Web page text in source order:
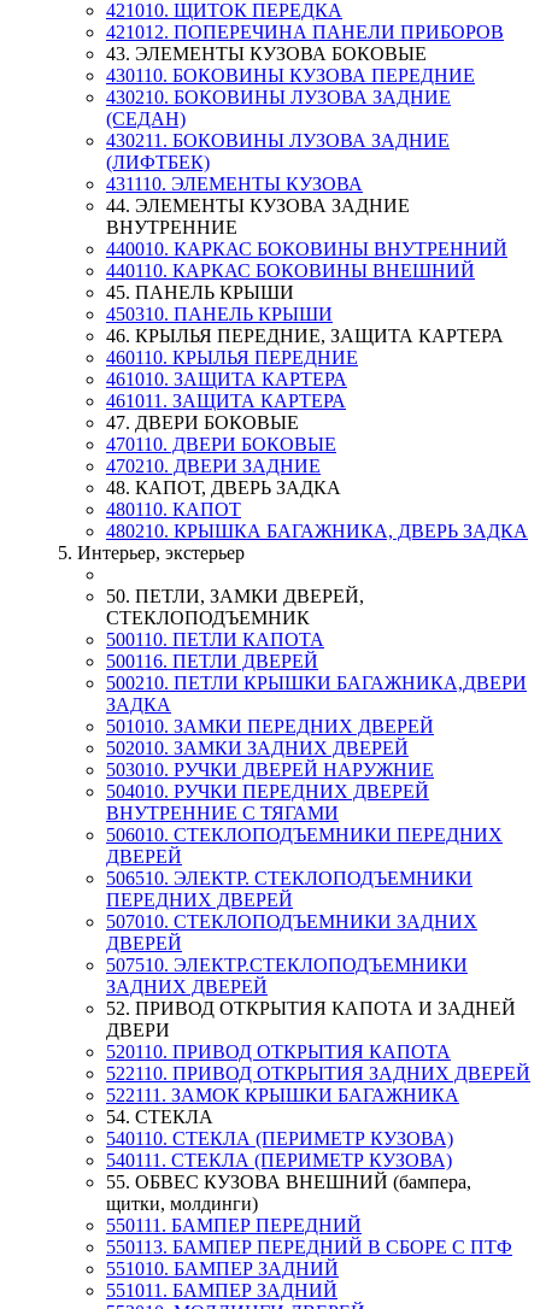
421010. ЩИТОК ПЕРЕДКА
421012. ПОПЕРЕЧИНА ПАНЕЛИ ПРИБОРОВ
43. ЭЛЕМЕНТЫ КУЗОВА БОКОВЫЕ
430110. БОКОВИНЫ КУЗОВА ПЕРЕДНИЕ
430210. БОКОВИНЫ ЛУЗОВА ЗАДНИЕ
(СЕДАН)
430211. БОКОВИНЫ ЛУЗОВА ЗАДНИЕ
(ЛИФТБЕК)
431110. ЭЛЕМЕНТЫ КУЗОВА
44. ЭЛЕМЕНТЫ КУЗОВА ЗАДНИЕ
ВНУТРЕННИЕ
440010. КАРКАС БОКОВИНЫ ВНУТРЕННИЙ
440110. КАРКАС БОКОВИНЫ ВНЕШНИЙ
45. ПАНЕЛЬ КРЫШИ
450310. ПАНЕЛЬ КРЫШИ
46. КРЫЛЬЯ ПЕРЕДНИЕ, ЗАЩИТА КАРТЕРА
460110. КРЫЛЬЯ ПЕРЕДНИЕ
461010. ЗАЩИТА КАРТЕРА
461011. ЗАЩИТА КАРТЕРА
47. ДВЕРИ БОКОВЫЕ
470110. ДВЕРИ БОКОВЫЕ
470210. ДВЕРИ ЗАДНИЕ
48. КАПОТ, ДВЕРЬ ЗАДКА
480110. КАПОТ
480210. КРЫШКА БАГАЖНИКА, ДВЕРЬ ЗАДКА
5. Интерьер, экстерьер
50. ПЕТЛИ, ЗАМКИ ДВЕРЕЙ,
СТЕКЛОПОДЪЕМНИК
500110. ПЕТЛИ КАПОТА
500116. ПЕТЛИ ДВЕРЕЙ
500210. ПЕТЛИ КРЫШКИ БАГАЖНИКА,ДВЕРИ
ЗАДКА
501010. ЗАМКИ ПЕРЕДНИХ ДВЕРЕЙ
502010. ЗАМКИ ЗАДНИХ ДВЕРЕЙ
503010. РУЧКИ ДВЕРЕЙ НАРУЖНИЕ
504010. РУЧКИ ПЕРЕДНИХ ДВЕРЕЙ
ВНУТРЕННИЕ С ТЯГАМИ
506010. СТЕКЛОПОДЪЕМНИКИ ПЕРЕДНИХ
ДВЕРЕЙ
506510. ЭЛЕКТР. СТЕКЛОПОДЪЕМНИКИ
ПЕРЕДНИХ ДВЕРЕЙ
507010. СТЕКЛОПОДЪЕМНИКИ ЗАДНИХ
ДВЕРЕЙ
507510. ЭЛЕКТР.СТЕКЛОПОДЪЕМНИКИ
ЗАДНИХ ДВЕРЕЙ
52. ПРИВОД ОТКРЫТИЯ КАПОТА И ЗАДНЕЙ
ДВЕРИ
520110. ПРИВОД ОТКРЫТИЯ КАПОТА
522110. ПРИВОД ОТКРЫТИЯ ЗАДНИХ ДВЕРЕЙ
522111. ЗАМОК КРЫШКИ БАГАЖНИКА
54. СТЕКЛА
540110. СТЕКЛА (ПЕРИМЕТР КУЗОВА)
540111. СТЕКЛА (ПЕРИМЕТР КУЗОВА)
55. ОБВЕС КУЗОВА ВНЕШНИЙ (бампера,
щитки, молдинги)
550111. БАМПЕР ПЕРЕДНИЙ
550113. БАМПЕР ПЕРЕДНИЙ В СБОРЕ С ПТФ
551010. БАМПЕР ЗАДНИЙ
551011. БАМПЕР ЗАДНИЙ